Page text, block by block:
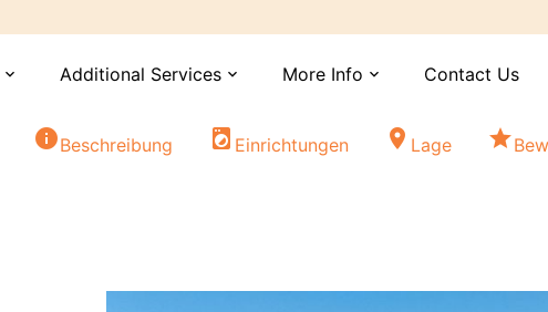
expand_more Additional Services expand_more More Info expand_more Contact Us
infoBeschreibung local_laundry_service Einrichtungen location_on Lage star